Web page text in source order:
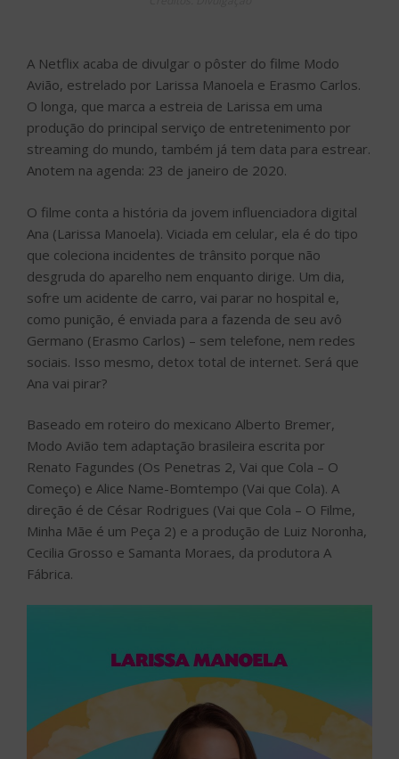
A Netflix acaba de divulgar o pôster do filme Modo
Avião, estrelado por Larissa Manoela e Erasmo Carlos.
O longa, que marca a estreia de Larissa em uma
produção do principal serviço de entretenimento por
streaming do mundo, também já tem data para estrear.
Anotem na agenda: 23 de janeiro de 2020.
O filme conta a história da jovem influenciadora digital
Ana (Larissa Manoela). Viciada em celular, ela é do tipo
que coleciona incidentes de trânsito porque não
desgruda do aparelho nem enquanto dirige. Um dia,
sofre um acidente de carro, vai parar no hospital e,
como punição, é enviada para a fazenda de seu avô
Germano (Erasmo Carlos) – sem telefone, nem redes
sociais. Isso mesmo, detox total de internet. Será que
Ana vai pirar?
Baseado em roteiro do mexicano Alberto Bremer,
Modo Avião tem adaptação brasileira escrita por
Renato Fagundes (Os Penetras 2, Vai que Cola – O
Começo) e Alice Name-Bomtempo (Vai que Cola). A
direção é de César Rodrigues (Vai que Cola – O Filme,
Minha Mãe é um Peça 2) e a produção de Luiz Noronha,
Cecilia Grosso e Samanta Moraes, da produtora A
Fábrica.